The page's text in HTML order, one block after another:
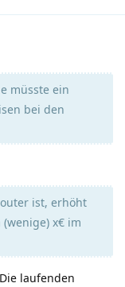
müsste ein
bei den
ist, erhöht
x€ im
laufenden